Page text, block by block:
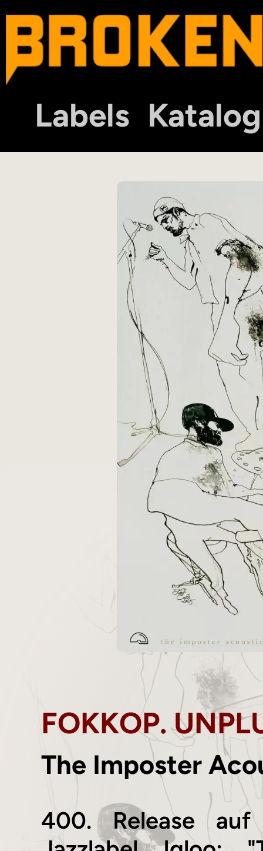
Labels Katalog
FOKKOP.
The Imposter
400. Release auf